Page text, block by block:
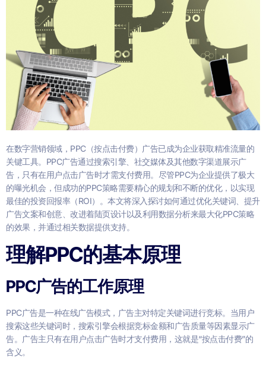
在数字营销领域，PPC（按点击付费）广告已成为企业获取精准流量的
关键工具。PPC广告通过搜索引擎、社交媒体及其他数字渠道展示广
告，只有在用户点击广告时才需支付费用。尽管PPC为企业提供了极大
的曝光机会，但成功的PPC策略需要精心的规划和不断的优化，以实现
最佳的投资回报率（ROI）。本文将深入探讨如何通过优化关键词、提升
广告文案和创意、改进着陆页设计以及利用数据分析来最大化PPC策略
的效果，并通过相关数据提供支持。
理解PPC的基本原理
PPC广告的工作原理
PPC广告是一种在线广告模式，广告主对特定关键词进行竞标。当用户
搜索这些关键词时，搜索引擎会根据竞标金额和广告质量等因素显示广
告。广告主只有在用户点击广告时才支付费用，这就是“按点击付费”的
含义。